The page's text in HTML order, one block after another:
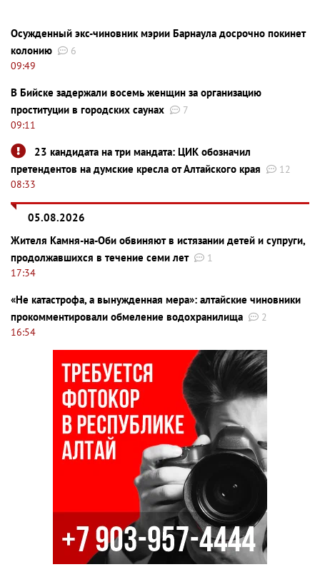
Осужденный экс-чиновник мэрии Барнаула досрочно покинет
колонию
6
09:49
В Бийске задержали восемь женщин за организацию
проституции в городских саунах
7
09:11
23 кандидата на три мандата: ЦИК обозначил
претендентов на думские кресла от Алтайского края
12
08:33
05.08.2026
Жителя Камня-на-Оби обвиняют в истязании детей и супруги,
продолжавшихся в течение семи лет
1
17:34
«Не катастрофа, а вынужденная мера»: алтайские чиновники
прокомментировали обмеление водохранилища
2
16:54